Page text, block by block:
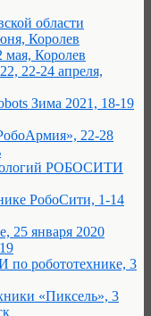
области
Королев
Королев
22-24 апреля,
Зима 2021, 18-19
22-28
РОБОСИТИ
РобоСити, 1-14
25 января 2020
робототехнике, 3
«Пиксель», 3